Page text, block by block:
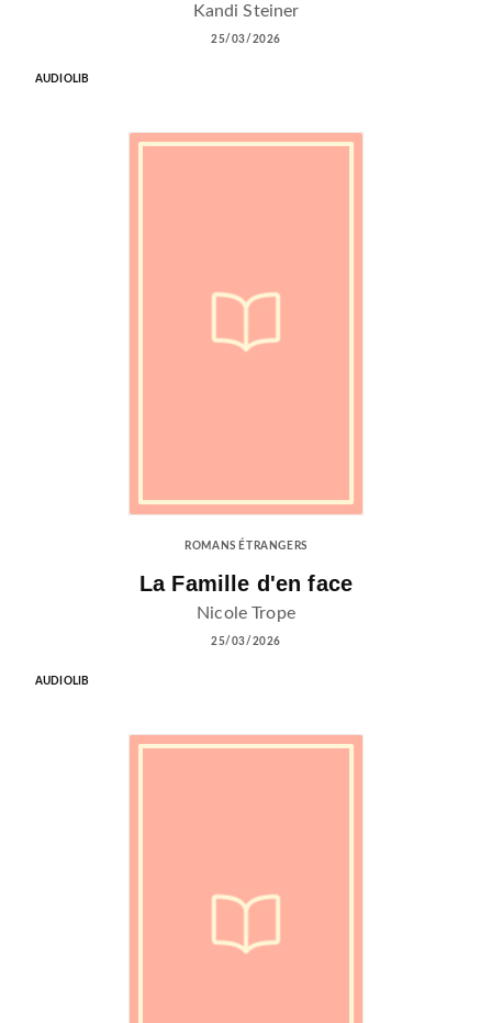
Kandi Steiner
25/03/2026
AUDIOLIB
ROMANS ÉTRANGERS
La Famille d'en face
Nicole Trope
25/03/2026
AUDIOLIB